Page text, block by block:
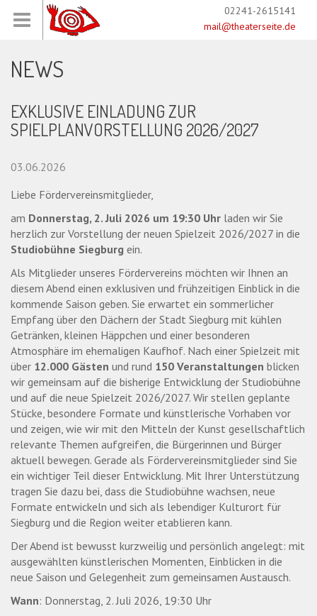
02241-2615141
mail@theaterseite.de
NEWS
EXKLUSIVE EINLADUNG ZUR
SPIELPLANVORSTELLUNG 2026/2027
03.06.2026
Liebe Fördervereinsmitglieder,
am Donnerstag, 2. Juli 2026 um 19:30 Uhr laden wir Sie
herzlich zur Vorstellung der neuen Spielzeit 2026/2027 in die
Studiobühne Siegburg ein.
Als Mitglieder unseres Fördervereins möchten wir Ihnen an
diesem Abend einen exklusiven und frühzeitigen Einblick in die
kommende Saison geben. Sie erwartet ein sommerlicher
Empfang über den Dächern der Stadt Siegburg mit kühlen
Getränken, kleinen Häppchen und einer besonderen
Atmosphäre im ehemaligen Kaufhof. Nach einer Spielzeit mit
über 12.000 Gästen und rund 150 Veranstaltungen blicken
wir gemeinsam auf die bisherige Entwicklung der Studiobühne
und auf die neue Spielzeit 2026/2027. Wir stellen geplante
Stücke, besondere Formate und künstlerische Vorhaben vor
und zeigen, wie wir mit den Mitteln der Kunst gesellschaftlich
relevante Themen aufgreifen, die Bürgerinnen und Bürger
aktuell bewegen. Gerade als Fördervereinsmitglieder sind Sie
ein wichtiger Teil dieser Entwicklung. Mit Ihrer Unterstützung
tragen Sie dazu bei, dass die Studiobühne wachsen, neue
Formate entwickeln und sich als lebendiger Kulturort für
Siegburg und die Region weiter etablieren kann.
Der Abend ist bewusst kurzweilig und persönlich angelegt: mit
ausgewählten künstlerischen Momenten, Einblicken in die
neue Saison und Gelegenheit zum gemeinsamen Austausch.
Wann: Donnerstag, 2. Juli 2026, 19:30 Uhr